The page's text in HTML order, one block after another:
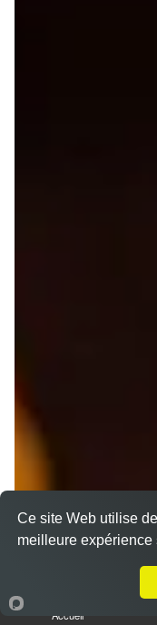
Accueil
Ce site Web utilise
meilleure expérience